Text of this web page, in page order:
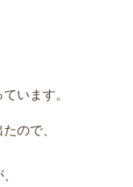
います。
ので、